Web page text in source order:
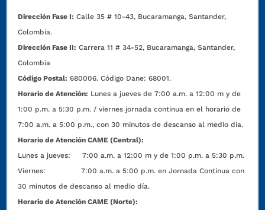
Dirección Fase I: Calle 35 # 10-43, Bucaramanga, Santander,
Colombia.
Dirección Fase II: Carrera 11 # 34-52, Bucaramanga, Santander,
Colombia
Código Postal: 680006. Código Dane: 68001.
Horario de Atención: Lunes a jueves de 7:00 a.m. a 12:00 m y de
1:00 p.m. a 5:30 p.m. / viernes jornada continua en el horario de
7:00 a.m. a 5:00 p.m., con 30 minutos de descanso al medio día.
Horario de Atención CAME (Central):
Lunes a jueves: 7:00 a.m. a 12:00 m y de 1:00 p.m. a 5:30 p.m.
Viernes: 7:00 a.m. a 5:00 p.m. en Jornada Continua con
30 minutos de descanso al medio día.
Horario de Atención CAME (Norte):